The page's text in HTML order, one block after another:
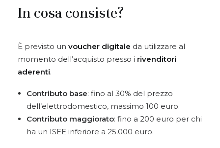
In cosa consiste?
È previsto un voucher digitale da utilizzare al
momento dell’acquisto presso i rivenditori
aderenti.
Contributo base: fino al 30% del prezzo
dell’elettrodomestico, massimo 100 euro.
Contributo maggiorato: fino a 200 euro per chi
ha un ISEE inferiore a 25.000 euro.